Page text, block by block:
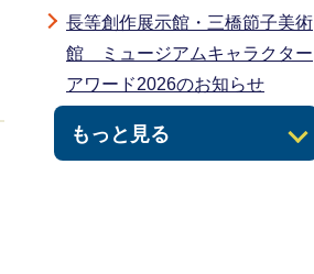
もっと見る
長等創作展示館・三橋節子美術
館 ミュージアムキャラクター
アワード2026のお知らせ